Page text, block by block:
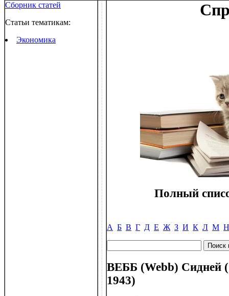
Сборник статей
Статьи тематикам:
Экономика
Полный
А Б В Г Д Е Ж З И К Л М Н
ВЕББ (Webb) Сидней
1943)